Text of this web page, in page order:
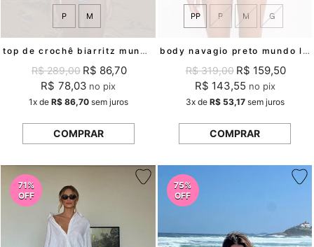
top de crochê biarritz mundo lolita
P M
R$ 289,00 R$ 86,70
R$ 78,03 no pix
1xde R$ 86,70sem juros
COMPRAR
body navagio preto mundo lolita
PP P M G
R$ 319,00 R$ 159,50
R$ 143,55 no pix
3xde R$ 53,17sem juros
COMPRAR
71%
OFF
75%
OFF